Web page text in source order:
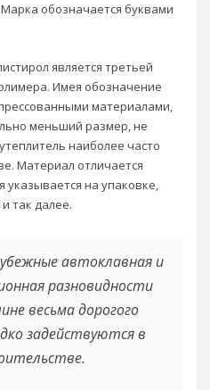
обозначается буквами
является третьей
Имея обозначение
материалами,
меньший размер, не
наиболее часто
Материал отличается
на упаковке,
так далее.
автоклавная и
разновидности
весьма дорогого
задействуются в